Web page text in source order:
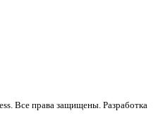
Все права защищены. Разработка